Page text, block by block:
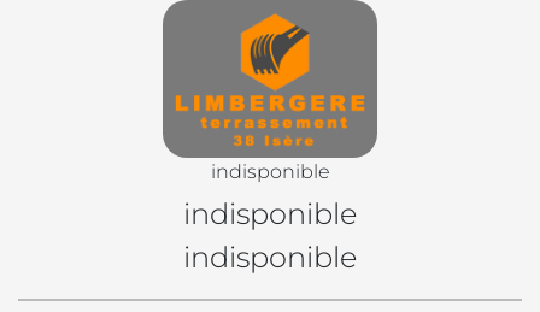
indisponible
indisponible
indisponible